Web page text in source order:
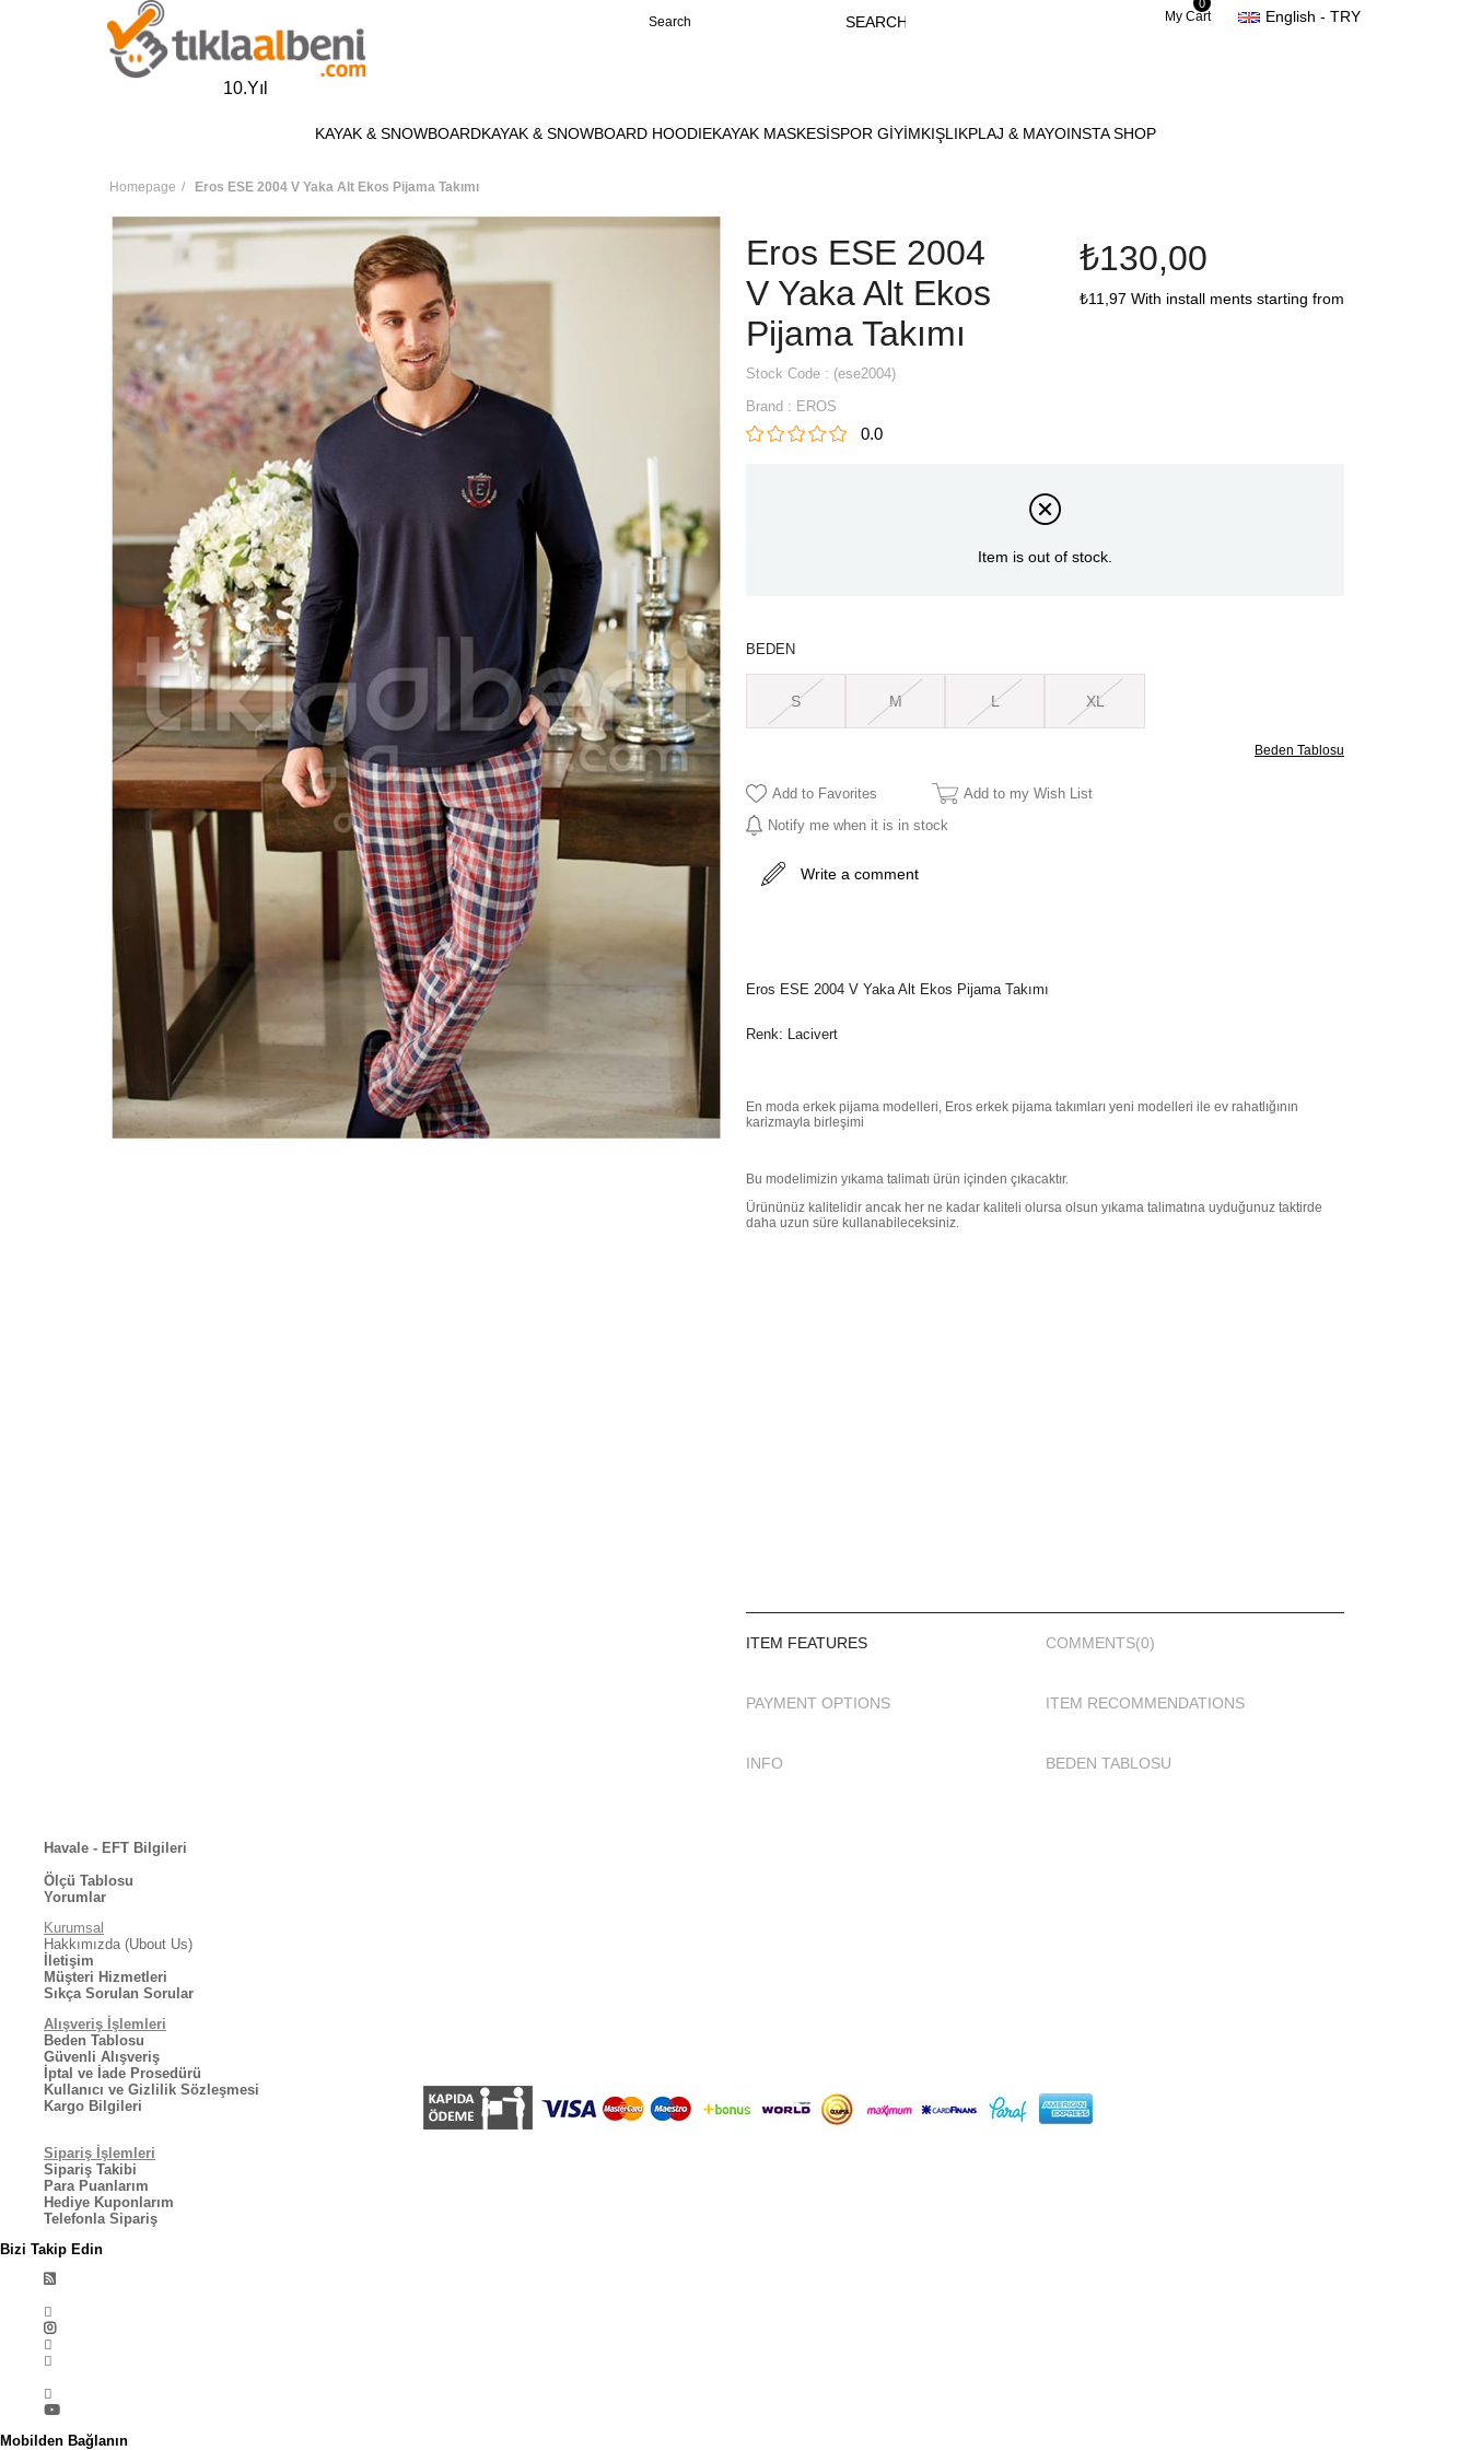
10.Yıl
English - TRY
My Cart
0
KAYAK & SNOWBOARDKAYAK & SNOWBOARD HOODIEKAYAK MASKESİSPOR GİYİMKIŞLIKPLAJ & MAYOINSTA SHOP
Homepage Eros ESE 2004 V Yaka Alt Ekos Pijama Takımı
Eros ESE 2004
V Yaka Alt Ekos
Pijama Takımı
₺130,00
₺11,97 With install ments starting from
Stock Code
(ese2004)
Brand : EROS
0.0
Item is out of stock.
BEDEN
S M L XL
Beden Tablosu
Add to Favorites
Add to my Wish List
Notify me when it is in stock
Write a comment
Eros ESE 2004 V Yaka Alt Ekos Pijama Takımı
Renk: Lacivert
En moda erkek pijama modelleri, Eros erkek pijama takımları yeni modelleri ile ev rahatlığının
karizmayla birleşimi
Bu modelimizin yıkama talimatı ürün içinden çıkacaktır.
Ürününüz kalitelidir ancak her ne kadar kaliteli olursa olsun yıkama talimatına uyduğunuz taktirde
daha uzun süre kullanabileceksiniz.
ITEM FEATURES COMMENTS(0)
PAYMENT OPTIONS ITEM RECOMMENDATIONS
INFO BEDEN TABLOSU
Havale - EFT Bilgileri
Ölçü Tablosu
Yorumlar
Kurumsal
Hakkımızda (Ubout Us)
İletişim
Müşteri Hizmetleri
Sıkça Sorulan Sorular
Alışveriş İşlemleri
Beden Tablosu
Güvenli Alışveriş
İptal ve İade Prosedürü
Kullanıcı ve Gizlilik Sözleşmesi
Kargo Bilgileri
Sipariş İşlemleri
Sipariş Takibi
Para Puanlarım
Hediye Kuponlarım
Telefonla Sipariş
Bizi Takip Edin
Mobilden Bağlanın